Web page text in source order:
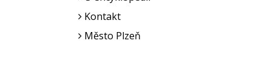
Kontakt
Město Plzeň